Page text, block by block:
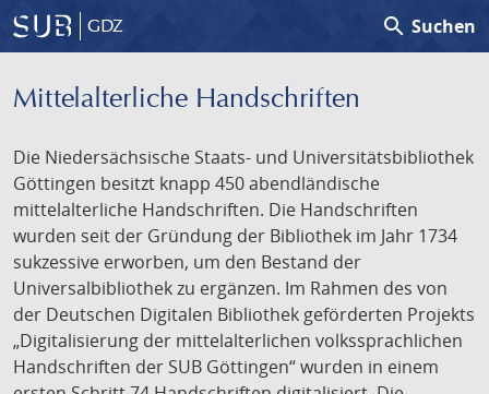
GDZ search Suchen
Mittelalterliche Handschriften
Die Niedersächsische Staats- und Universitätsbibliothek
Göttingen besitzt knapp 450 abendländische
mittelalterliche Handschriften. Die Handschriften
wurden seit der Gründung der Bibliothek im Jahr 1734
sukzessive erworben, um den Bestand der
Universalbibliothek zu ergänzen. Im Rahmen des von
der Deutschen Digitalen Bibliothek geförderten Projekts
„Digitalisierung der mittelalterlichen volkssprachlichen
Handschriften der SUB Göttingen“ wurden in einem